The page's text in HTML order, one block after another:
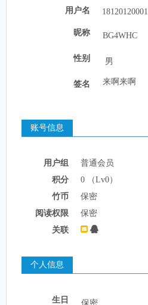
用户名 18120120001
昵称
性别
签名
账号信息
用户组
普通会员
积分
0 （Lv0）
竹币
保密
阅读权限
保密
关联
个人信息
生日